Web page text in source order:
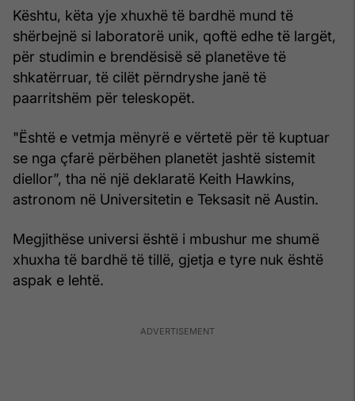
Kështu, këta yje xhuxhë të bardhë mund të
shërbejnë si laboratorë unik, qoftë edhe të largët,
për studimin e brendësisë së planetëve të
shkatërruar, të cilët përndryshe janë të
paarritshëm për teleskopët.
"Është e vetmja mënyrë e vërtetë për të kuptuar
se nga çfarë përbëhen planetët jashtë sistemit
diellor”, tha në një deklaratë Keith Hawkins,
astronom në Universitetin e Teksasit në Austin.
Megjithëse universi është i mbushur me shumë
xhuxha të bardhë të tillë, gjetja e tyre nuk është
aspak e lehtë.